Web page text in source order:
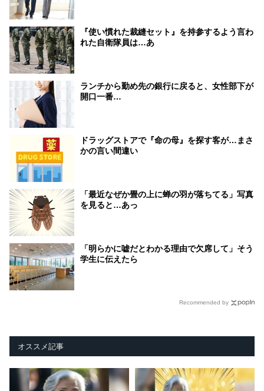
『使い慣れた裁縫セット』を持参するよう言わ
れた自衛隊員は…あ
ランチから勤め先の銀行に戻ると、女性部下が
開口一番…
ドラッグストアで『命の母』を探す客が…まさ
かの言い間違い
「最近なぜか畳の上に蝉の羽が落ちてる」写真
を見ると…あっ
「明らかに嘘だとわかる理由で欠席して」そう
学生に伝えたら
Recommended by
オススメ記事